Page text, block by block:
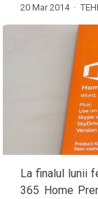
20 Mar 2014 ·
La finalul lunii
365 Home